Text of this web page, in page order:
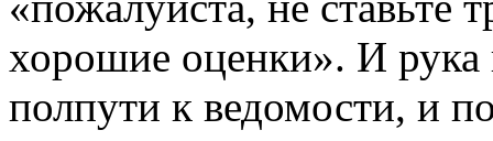
хорошие оценки». И рука
полпути к ведомости, и